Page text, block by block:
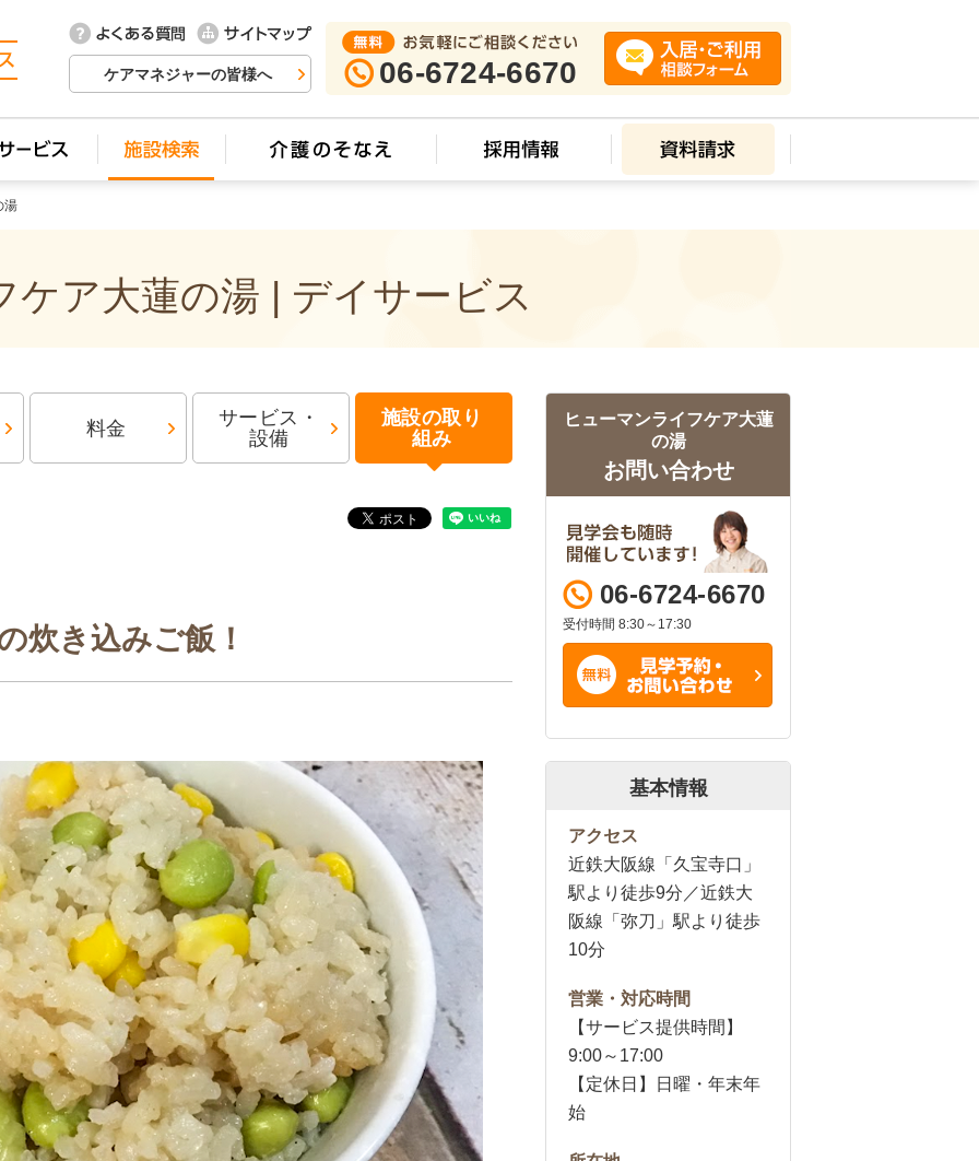
ケアマネジャーの皆様へ 06-6724-6670
湯
ケア大蓮の湯 | デイサービス
料金
サービス・
設備
施設の取り
組み
炊き込みご飯！
ヒューマンライフケア大蓮
の湯
お問い合わせ
06-6724-6670
受付時間 8:30～17:30
基本情報
アクセス
近鉄大阪線「久宝寺口」
駅より徒歩9分／近鉄大
阪線「弥刀」駅より徒歩
10分
営業・対応時間
【サービス提供時間】
9:00～17:00
【定休日】日曜・年末年
始